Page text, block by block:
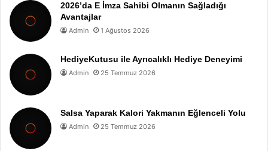
2026’da E İmza Sahibi Olmanın Sağladığı
Avantajlar
Admin 1 Ağustos 2026
HediyeKutusu ile Ayrıcalıklı Hediye Deneyimi
Admin 25 Temmuz 2026
Salsa Yaparak Kalori Yakmanın Eğlenceli Yolu
Admin 25 Temmuz 2026